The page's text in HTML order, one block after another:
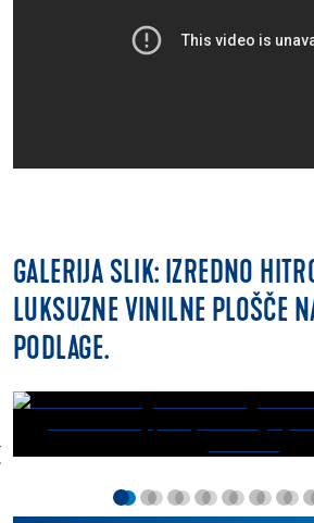
GALERIJA SLIK: IZREDNO
LUKSUZNE VINILNE PLOŠČE
PODLAGE.